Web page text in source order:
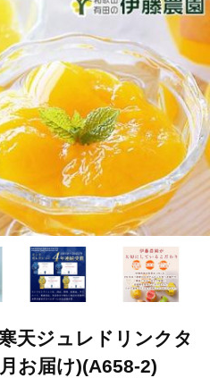
ルーツ 【定期便】伊藤農園 寒天
藤農園 寒天ジュレドリンクタイプ12個
子 ゼリー 【定期便】伊藤農
天ジュレドリンクタ
お届け)(A658-2)